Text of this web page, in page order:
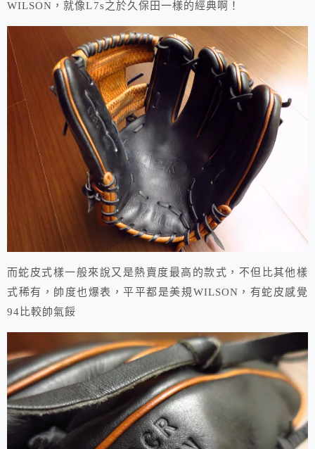
WILSON，就像L7s之於久保田一樣的經典啊！
而蛇皮式樣一般來說又是熱賣度最高的款式，不但比其他樣
式稀有，帥度也爆表，平平都是美規WILSON，有蛇皮感覺
94比較帥氣餒